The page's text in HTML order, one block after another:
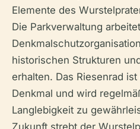
Elemente des
Die Parkverwaltung
historischen Strukturen
erhalten. Das Riesenrad
Denkmal und wird
Langlebigkeit zu
Zukunft strebt der